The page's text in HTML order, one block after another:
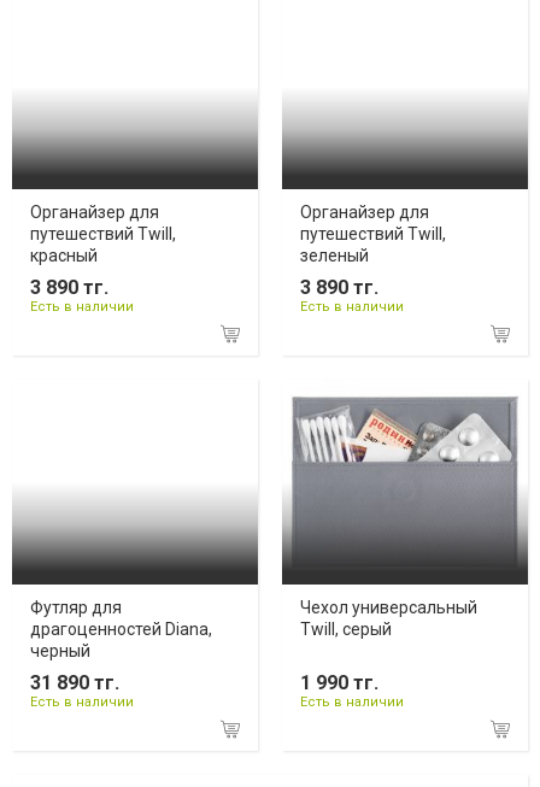
Органайзер для
путешествий Twill,
красный
3 890 тг.
Есть в наличии
Органайзер для
путешествий Twill,
зеленый
3 890 тг.
Есть в наличии
Футляр для
драгоценностей Diana,
черный
31 890 тг.
Есть в наличии
Чехол универсальный
Twill, серый
1 990 тг.
Есть в наличии